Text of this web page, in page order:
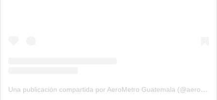
Una publicación compartida por AeroMetro Guatemala (@aerometrogt)